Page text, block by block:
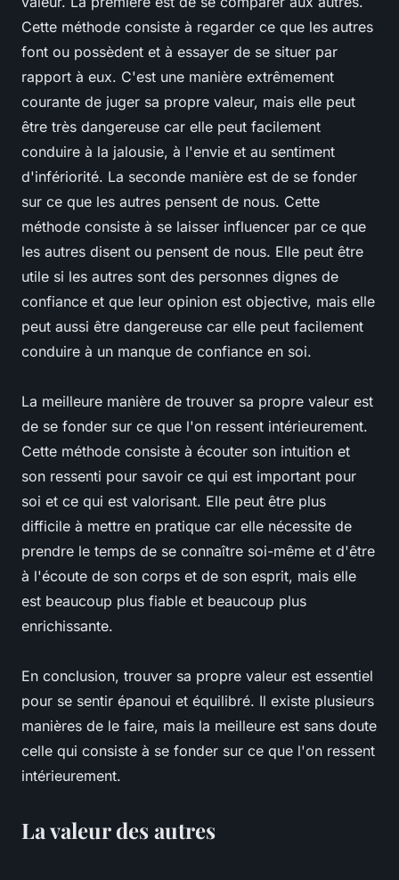
Cette méthode consiste à regarder ce que les autres
font ou possèdent et à essayer de se situer par
rapport à eux. C'est une manière extrêmement
courante de juger sa propre valeur, mais elle peut
être très dangereuse car elle peut facilement
conduire à la jalousie, à l'envie et au sentiment
d'infériorité. La seconde manière est de se fonder
sur ce que les autres pensent de nous. Cette
méthode consiste à se laisser influencer par ce que
les autres disent ou pensent de nous. Elle peut être
utile si les autres sont des personnes dignes de
confiance et que leur opinion est objective, mais elle
peut aussi être dangereuse car elle peut facilement
conduire à un manque de confiance en soi.
La meilleure manière de trouver sa propre valeur est
de se fonder sur ce que l'on ressent intérieurement.
Cette méthode consiste à écouter son intuition et
son ressenti pour savoir ce qui est important pour
soi et ce qui est valorisant. Elle peut être plus
difficile à mettre en pratique car elle nécessite de
prendre le temps de se connaître soi-même et d'être
à l'écoute de son corps et de son esprit, mais elle
est beaucoup plus fiable et beaucoup plus
enrichissante.
En conclusion, trouver sa propre valeur est essentiel
pour se sentir épanoui et équilibré. Il existe plusieurs
manières de le faire, mais la meilleure est sans doute
celle qui consiste à se fonder sur ce que l'on ressent
intérieurement.
La valeur des autres